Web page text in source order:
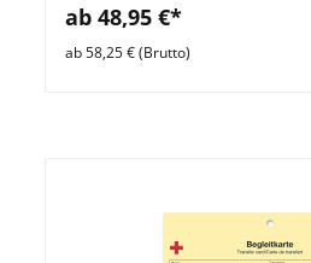
ab 48,95 €*
ab 58,25 € (Brutto)